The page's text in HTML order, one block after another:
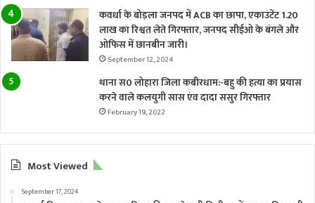
कवर्धा के बोड़ला जनपद में ACB का छापा, एकाउंटेंट 1.20
लाख का रिश्वत लेते गिरफ्तार, जनपद सीईओ के बंगले और
ओफिस में छानबीन जारी।
September 12, 2024
थाना स0 लोहारा जिला कबीरधाम:-बहु की हत्या का प्रयास
करने वाले कलयुगी सास एंव दादा ससुर गिरफ्तार
February 19, 2022
Most Viewed
September 17, 2024